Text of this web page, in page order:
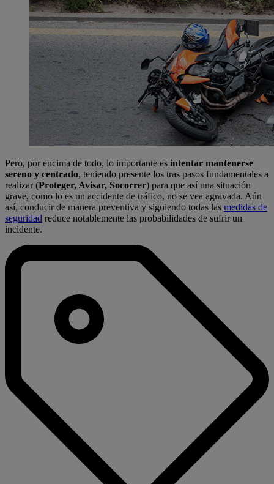
Pero, por encima de todo, lo importante es intentar mantenerse
sereno y centrado, teniendo presente los tras pasos fundamentales a
realizar (Proteger, Avisar, Socorrer) para que así una situación
grave, como lo es un accidente de tráfico, no se vea agravada. Aún
así, conducir de manera preventiva y siguiendo todas las medidas de
seguridad reduce notablemente las probabilidades de sufrir un
incidente.